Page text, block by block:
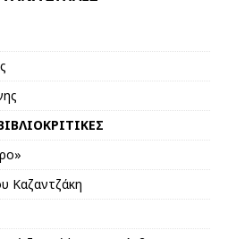
Καζαντζάκη